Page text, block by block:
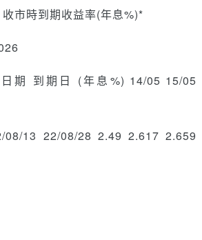
市時到期收益率(年息%)*
期 到期日 (年息%) 14/05 15/05
08/13 22/08/28 2.49 2.617 2.659